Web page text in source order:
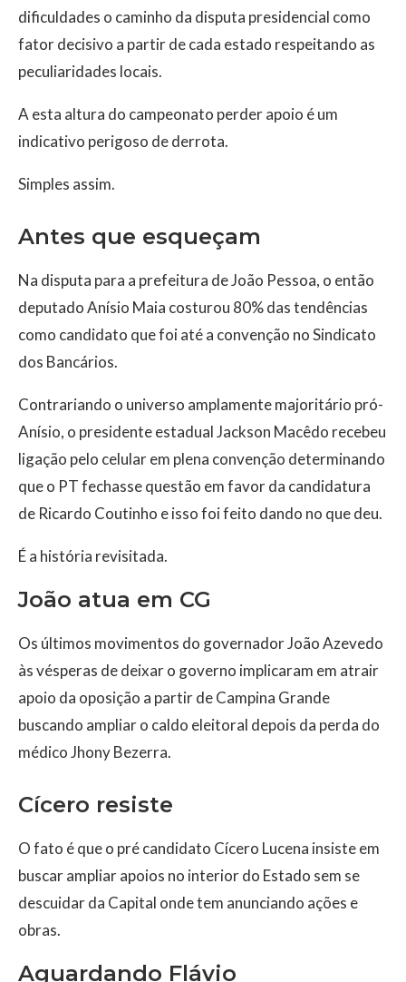
dificuldades o caminho da disputa presidencial como
fator decisivo a partir de cada estado respeitando as
peculiaridades locais.
A esta altura do campeonato perder apoio é um
indicativo perigoso de derrota.
Simples assim.
Antes que esqueçam
Na disputa para a prefeitura de João Pessoa, o então
deputado Anísio Maia costurou 80% das tendências
como candidato que foi até a convenção no Sindicato
dos Bancários.
Contrariando o universo amplamente majoritário pró-
Anísio, o presidente estadual Jackson Macêdo recebeu
ligação pelo celular em plena convenção determinando
que o PT fechasse questão em favor da candidatura
de Ricardo Coutinho e isso foi feito dando no que deu.
É a história revisitada.
João atua em CG
Os últimos movimentos do governador João Azevedo
às vésperas de deixar o governo implicaram em atrair
apoio da oposição a partir de Campina Grande
buscando ampliar o caldo eleitoral depois da perda do
médico Jhony Bezerra.
Cícero resiste
O fato é que o pré candidato Cícero Lucena insiste em
buscar ampliar apoios no interior do Estado sem se
descuidar da Capital onde tem anunciando ações e
obras.
Aguardando Flávio